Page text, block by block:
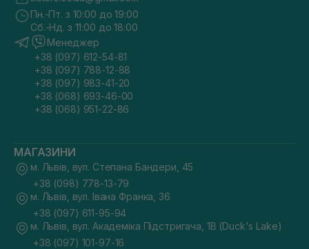
Пн.-Пт. з 10:00 до 19:00
Сб.-Нд. з 11:00 до 18:00
Менеджер
+38 (097) 612-54-81
+38 (097) 788-12-88
+38 (097) 983-41-20
+38 (068) 693-46-00
+38 (068) 951-22-86
МАГАЗИНИ
м. Львів, вул. Степана Бандери, 45
+38 (098) 778-13-79
м. Львів, вул. Івана Франка, 36
+38 (097) 611-95-94
м. Львів, вул. Академіка Підстригача, 1В (Duck's Lake)
+38 (097) 101-97-16